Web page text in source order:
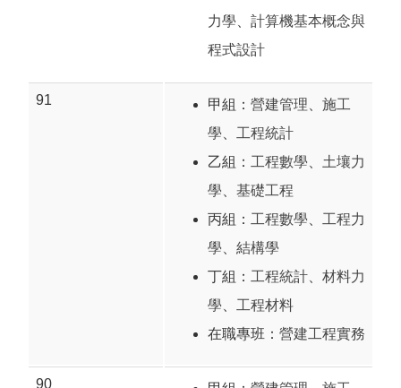
力學
計算機基本概念與
程式設計
91 甲組： 營建管理
施工
學
工程統計
乙組： 工程數學
土壤力
學
基礎工程
丙組： 工程數學
工程力
學
結構學
丁組： 工程統計
材料力
學
工程材料
在職專班： 營建工程實務
90